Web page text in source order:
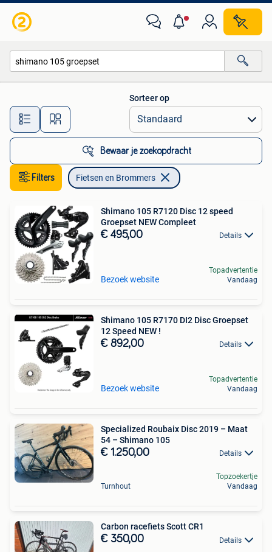
Alle afstanden…
Sorteer op
Bewaar je zoekopdracht
Filters Fietsen en Brommers
Shimano 105 R7120 Disc 12 speed
Groepset NEW Compleet
€ 495,00 Details
Bezoek website
Topadvertentie
Vandaag
Shimano 105 R7170 DI2 Disc Groepset
12 Speed NEW !
€ 892,00 Details
Bezoek website
Topadvertentie
Vandaag
Specialized Roubaix Disc 2019 – Maat
54 – Shimano 105
€ 1.250,00 Details
Turnhout
Topzoekertje
Vandaag
Carbon racefiets Scott CR1
€ 350,00 Details